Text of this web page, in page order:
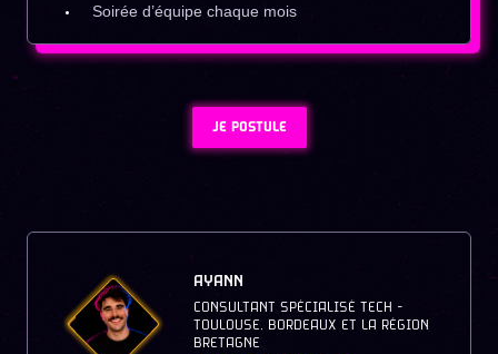
Soirée d’équipe chaque mois
JE POSTULE
AYANN
CONSULTANT SPÉCIALISÉ TECH -
TOULOUSE, BORDEAUX ET LA RÉGION
BRETAGNE